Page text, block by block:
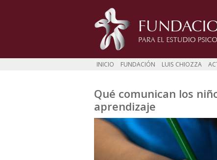
INICIO FUNDACIÓN LUIS CHIOZZA
Qué comunican los
aprendizaje